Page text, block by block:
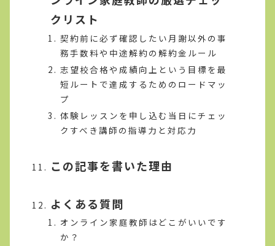
クリスト
契約前に必ず確認したい月謝以外の事
務手数料や中途解約の解約金ルール
志望校合格や成績向上という目標を最
短ルートで達成するためのロードマッ
プ
体験レッスンを申し込む当日にチェッ
クすべき講師の指導力と対応力
この記事を書いた理由
よくある質問
オンライン家庭教師はどこがいいです
か？